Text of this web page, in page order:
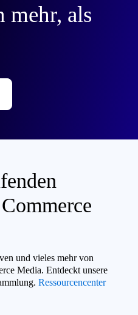
mehr, als
und vieles mehr von
Media. Entdeckt unsere
Ressourcencenter